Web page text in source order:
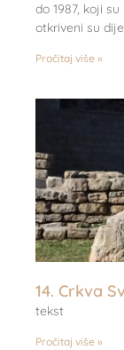
do 1987, koji
otkriveni su
Pročitaj više »
14. Crkva
tekst
Pročitaj više »